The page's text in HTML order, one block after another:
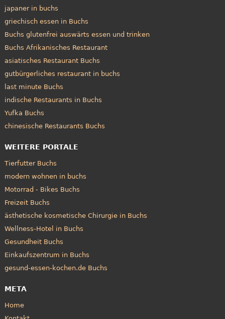
japaner in buchs
griechisch essen in Buchs
Buchs glutenfrei auswärts essen und trinken
Buchs Afrikanisches Restaurant
asiatisches Restaurant Buchs
gutbürgerliches restaurant in buchs
last minute Buchs
indische Restaurants in Buchs
Yufka Buchs
chinesische Restaurants Buchs
WEITERE PORTALE
Tierfutter Buchs
modern wohnen in buchs
Motorrad - Bikes Buchs
Freizeit Buchs
ästhetische kosmetische Chirurgie in Buchs
Wellness-Hotel in Buchs
Gesundheit Buchs
Einkaufszentrum in Buchs
gesund-essen-kochen.de Buchs
META
Home